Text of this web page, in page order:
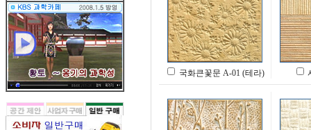
국화큰꽃문 A-01 (테라)